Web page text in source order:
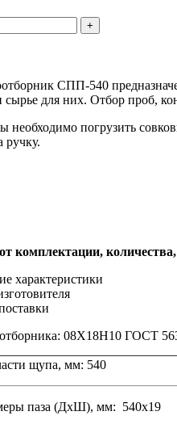
+
СПП-540
сырье для них. Отбор проб,
необходимо погрузить
ручку.
комплектации,
характеристики
08Х18Н10 ГОСТ
щупа, мм: 540
паза (ДхШ), мм: 540х19